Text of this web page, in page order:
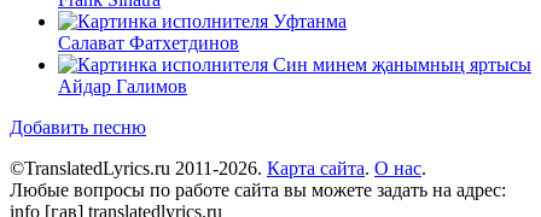
Уфтанма
Салават Фатхетдинов
Син минем җанымның яртысы
Айдар Галимов
Добавить песню
©TranslatedLyrics.ru 2011-2026. Карта сайта. О нас.
Любые вопросы по работе сайта вы можете задать на адрес:
info [гав] translatedlyrics.ru